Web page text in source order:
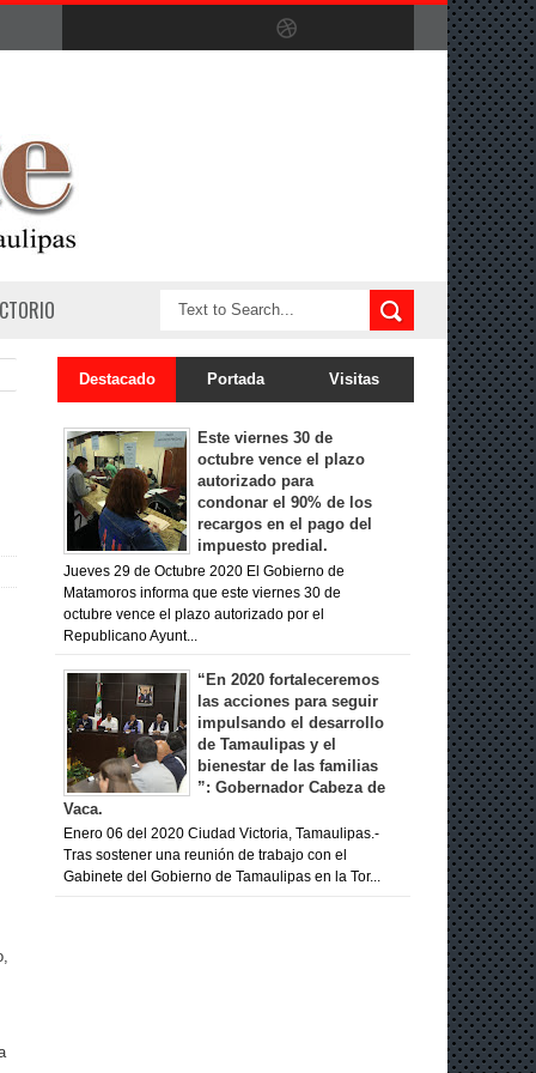
Destacado Portada Visitas
Este viernes 30 de
octubre vence el plazo
autorizado para
condonar el 90% de los
recargos en el pago del
impuesto predial.
Jueves 29 de Octubre 2020 El Gobierno de
Matamoros informa que este viernes 30 de
octubre vence el plazo autorizado por el
Republicano Ayunt...
“En 2020 fortaleceremos
las acciones para seguir
impulsando el desarrollo
de Tamaulipas y el
bienestar de las familias
”: Gobernador Cabeza de
Vaca.
Enero 06 del 2020 Ciudad Victoria, Tamaulipas.-
Tras sostener una reunión de trabajo con el
Gabinete del Gobierno de Tamaulipas en la Tor...